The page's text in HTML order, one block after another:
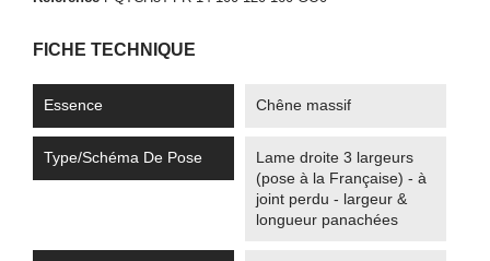
FICHE TECHNIQUE
Essence Chêne massif
Type/Schéma De Pose
Lame droite 3 largeurs
(pose à la Française) - à
joint perdu - largeur &
longueur panachées